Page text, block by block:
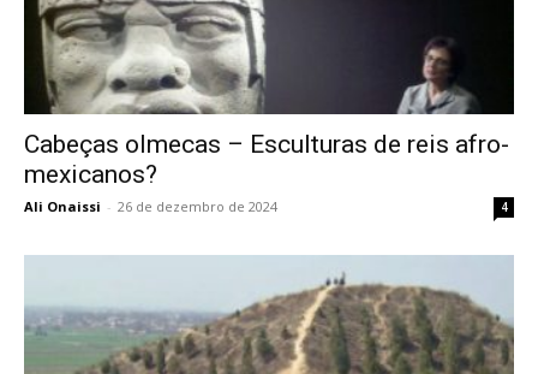
Cabeças olmecas – Esculturas de reis afro-
mexicanos?
Ali Onaissi - 26 de dezembro de 2024 4